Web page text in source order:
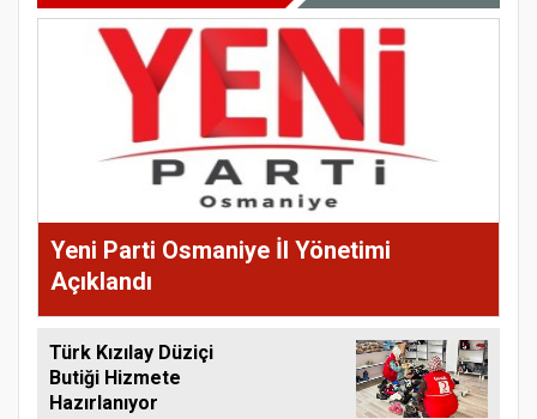
Yeni Parti Osmaniye İl Yönetimi
Açıklandı
Türk Kızılay Düziçi
Butiği Hizmete
Hazırlanıyor